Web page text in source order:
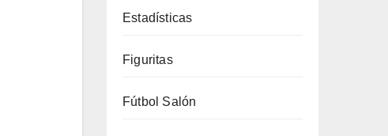
Estadísticas
Figuritas
Fútbol Salón